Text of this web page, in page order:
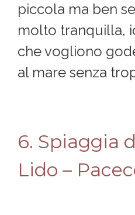
piccola ma ben
molto tranquilla,
che vogliono
al mare senza
6. Spiaggia
Lido –